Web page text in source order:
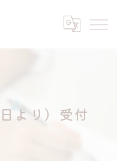
より）受付